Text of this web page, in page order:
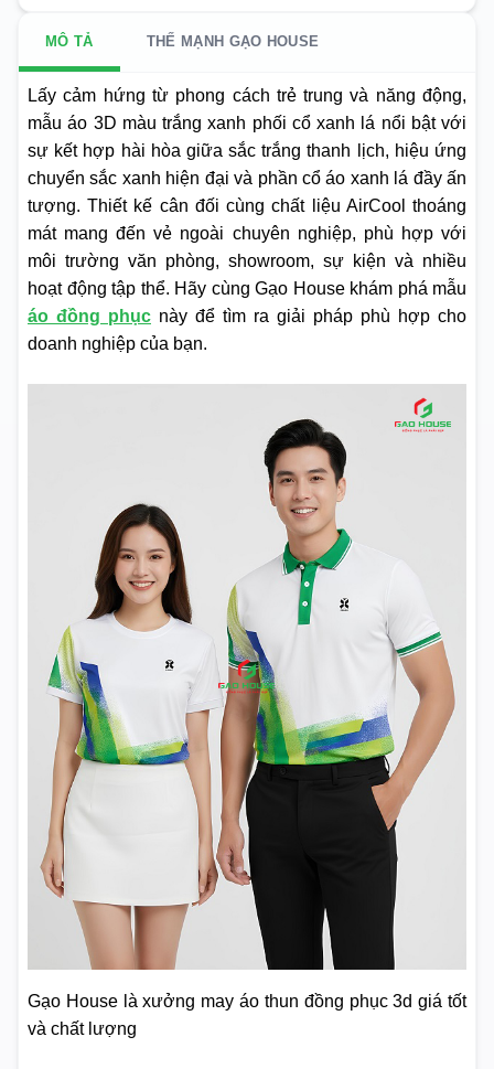
MÔ TẢ THẾ MẠNH GẠO HOUSE
Lấy cảm hứng từ phong cách trẻ trung và năng động,
mẫu áo 3D màu trắng xanh phối cổ xanh lá nổi bật với
sự kết hợp hài hòa giữa sắc trắng thanh lịch, hiệu ứng
chuyển sắc xanh hiện đại và phần cổ áo xanh lá đầy ấn
tượng. Thiết kế cân đối cùng chất liệu AirCool thoáng
mát mang đến vẻ ngoài chuyên nghiệp, phù hợp với
môi trường văn phòng, showroom, sự kiện và nhiều
hoạt động tập thể. Hãy cùng Gạo House khám phá mẫu
áo đồng phục này để tìm ra giải pháp phù hợp cho
doanh nghiệp của bạn.
Gạo House là xưởng may áo thun đồng phục 3d giá tốt
và chất lượng